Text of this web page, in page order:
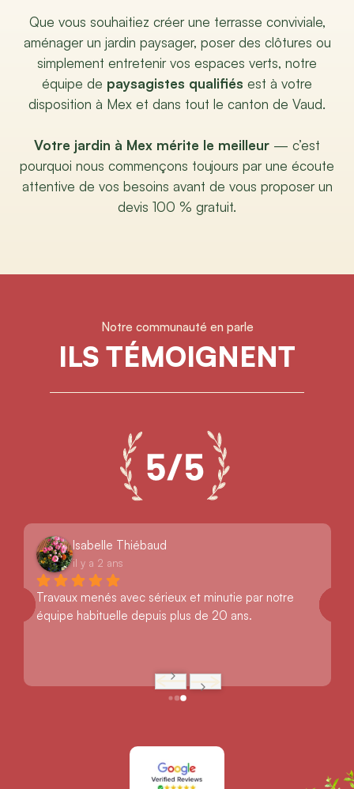
Que vous souhaitiez créer une terrasse conviviale,
aménager un jardin paysager, poser des clôtures ou
simplement entretenir vos espaces verts, notre
équipe de paysagistes qualifiés est à votre
disposition à Mex et dans tout le canton de Vaud.
Votre jardin à Mex mérite le meilleur — c’est
pourquoi nous commençons toujours par une écoute
attentive de vos besoins avant de vous proposer un
devis 100 % gratuit.
Notre communauté en parle
ILS TÉMOIGNENT
Isabelle Thiébaud
il y a 2 ans
Travaux menés avec sérieux et minutie par notre
équipe habituelle depuis plus de 20 ans.